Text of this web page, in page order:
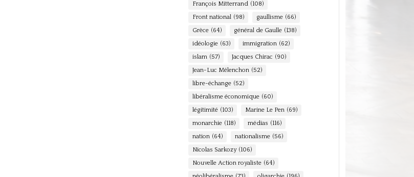
François Mitterrand (108)
Front national (98) gaullisme (66)
Grèce (64) général de Gaulle (138)
idéologie (63) immigration (62)
islam (57) Jacques Chirac (90)
Jean-Luc Mélenchon (52)
libre-échange (52)
libéralisme économique (60)
légitimité (103) Marine Le Pen (69)
monarchie (118) médias (116)
nation (64) nationalisme (56)
Nicolas Sarkozy (106)
Nouvelle Action royaliste (64)